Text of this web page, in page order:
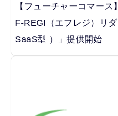
【フューチャーコマース
F-REGI（エフレジ）リ
SaaS型 ）」提供開始